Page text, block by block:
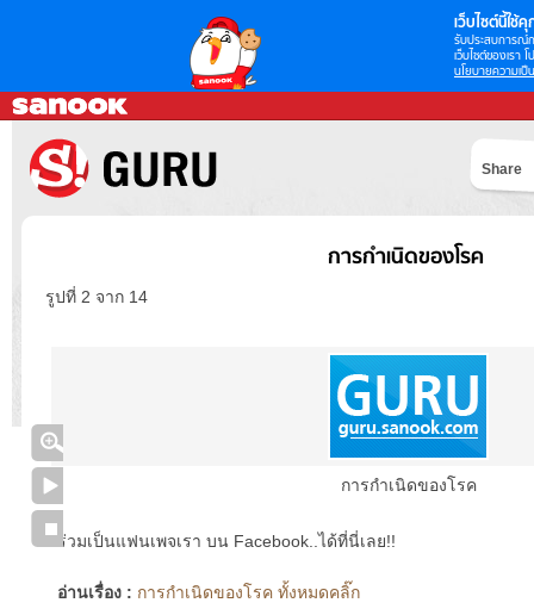
เว็บไซต์นี้ใช้คุ
รับประสบการณ์
เว็บไซต์ของเรา
นโยบายความเป็
Share
การกำเนิดของโรค
รูปที่ 2 จาก 14
การกำเนิดของโรค
ร่วมเป็นแฟนเพจเรา บน Facebook..ได้ที่นี่เลย!!
อ่านเรื่อง : การกำเนิดของโรค ทั้งหมดคลิ๊ก